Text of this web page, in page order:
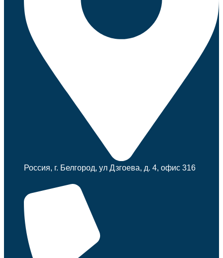
Россия, г. Белгород, ул Дзгоева, д. 4, офис 316